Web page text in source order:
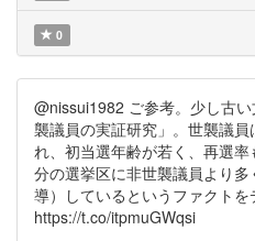
0
@nissui1982 ご参考。少し古
襲議員の実証研究」。世襲議
れ、初当選年齢が若く、再選
分の選挙区に非世襲議員より
導）しているというファクトを
https://t.co/itpmuGWqsi